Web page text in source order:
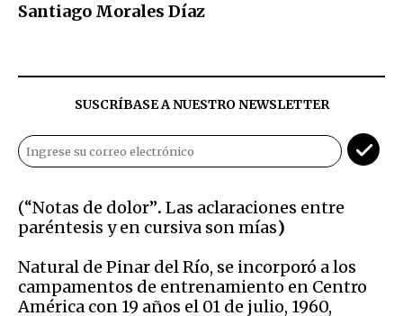
Santiago Morales Díaz
SUSCRÍBASE A NUESTRO NEWSLETTER
(“Notas de dolor”. Las aclaraciones entre
paréntesis y en cursiva son mías)
Natural de Pinar del Río, se incorporó a los
campamentos de entrenamiento en Centro
América con 19 años el 01 de julio, 1960,